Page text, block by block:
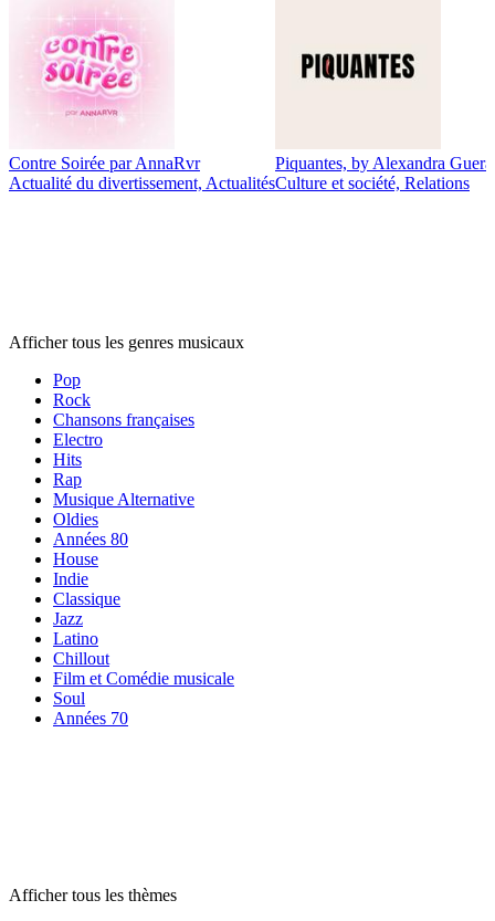
Contre Soirée par AnnaRvr
Actualité du divertissement, Actualités
Piquantes, by Alexandra
Culture et société, Relations
Afficher tous les genres musicaux
Pop
Rock
Chansons françaises
Electro
Hits
Rap
Musique Alternative
Oldies
Années 80
House
Indie
Classique
Jazz
Latino
Chillout
Film et Comédie musicale
Soul
Années 70
Afficher tous les thèmes